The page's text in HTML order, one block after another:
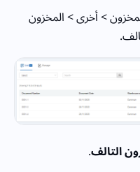
> أخرى > المخزون
التالف.